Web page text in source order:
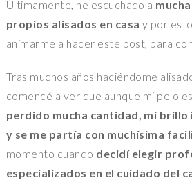
Últimamente, he escuchado a
propios alisados en casa y por
animarme a hacer este post, para
Tras muchos años haciéndome
comencé a ver que aunque mi pelo
perdido mucha cantidad, mi brillo
y se me partía con muchísima
momento cuando decidí elegir
especializados en el cuidado del